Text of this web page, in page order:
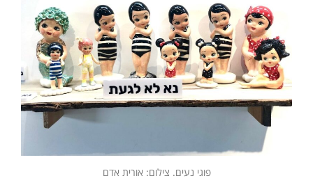
פוגי נעים. צילום: אורית אדם